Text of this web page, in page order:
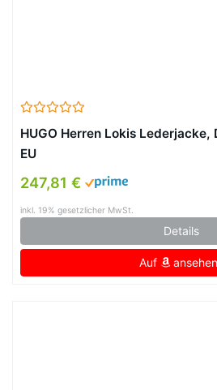
HUGO Herren Lokis Lederjacke,
EU
247,81 €
inkl. 19% gesetzlicher MwSt.
Details
Auf